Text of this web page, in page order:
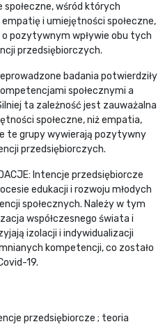
wśród których
i umiejętności społeczne,
pozytywnym wpływie obu tych
przedsiębiorczych.
badania potwierdziły
społecznymi a
ta zależność jest zauważalna
społeczne, niż empatia,
te grupy wywierają pozytywny
przedsiębiorczych.
Intencje przedsiębiorcze
edukacji i rozwoju młodych
społecznych. Należy w tym
współczesnego świata i
izolacji i indywidualizacji
kompetencji, co zostało
19.
przedsiębiorcze ; teoria